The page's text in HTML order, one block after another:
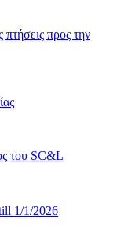
προς την
του SC&L